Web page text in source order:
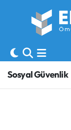
Sosyal Güvenlik
Sosyal
Sendika
SORU-
Hava
Trafik
Süper Lig